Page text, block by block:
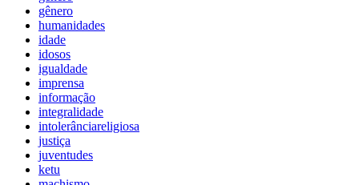
gênero
humanidades
idade
idosos
igualdade
imprensa
informação
integralidade
intolerânciareligiosa
justiça
juventudes
ketu